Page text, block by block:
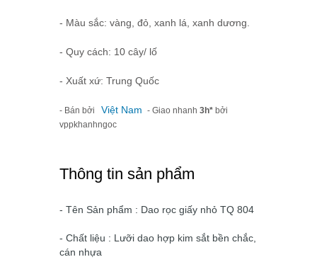
- Màu sắc: vàng, đỏ, xanh lá, xanh dương.
- Quy cách: 10 cây/ lố
- Xuất xứ: Trung Quốc
- Bán bởi Việt Nam - Giao nhanh 3h* bởi
vppkhanhngoc
Thông tin sản phẩm
- Tên Sản phẩm : Dao rọc giấy nhỏ TQ 804
- Chất liệu : Lưỡi dao hợp kim sắt bền chắc,
cán nhựa